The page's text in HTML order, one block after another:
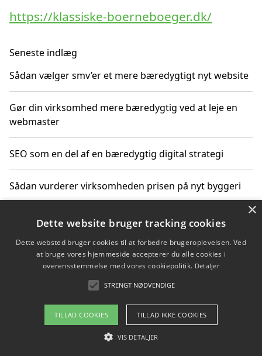
https://klassiske-boerneboeger.dk/
Seneste indlæg
Sådan vælger smv’er et mere bæredygtigt nyt website
Gør din virksomhed mere bæredygtig ved at leje en
webmaster
SEO som en del af en bæredygtig digital strategi
Sådan vurderer virksomheden prisen på nyt byggeri
Sådan får du hjælp til en hjemmeside uden binding
Copyright 2026 - Pilanto Aps
Om / kontakt
Blog Betingelser
×
Dette website bruger tracking cookies
Dette websted bruger cookies til at forbedre brugeroplevelsen. Ved
at bruge vores hjemmeside accepterer du alle cookies i
overensstemmelse med vores cookiepolitik. Detaljer
STRENGT NØDVENDIGE
TILLAD COOKIES TILLAD IKKE COOKIES
VIS DETALJER